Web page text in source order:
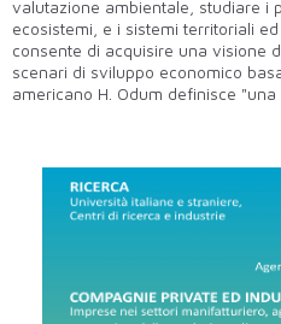
valutazione ambientale, studiare i
ecosistemi, e i sistemi territoriali
consente di acquisire una visione
scenari di sviluppo economico
americano H. Odum definisce